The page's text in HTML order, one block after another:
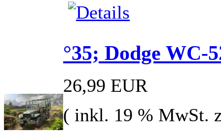
°35; Dodge WC-
26,99 EUR
( inkl. 19 % MwSt.